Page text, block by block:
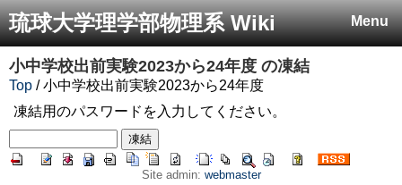
Menu
琉球大学理学部物理系 Wiki
小中学校出前実験2023から24年度 の凍結
Top / 小中学校出前実験2023から24年度
凍結用のパスワードを入力してください。
Site admin: webmaster